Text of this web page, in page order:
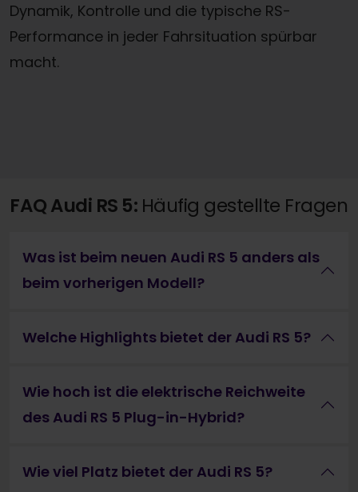
Dynamik, Kontrolle und die typische RS-
Performance in jeder Fahrsituation spürbar
macht.
FAQ Audi RS 5: Häufig gestellte Fragen
Was ist beim neuen Audi RS 5 anders als
beim vorherigen Modell?
Welche Highlights bietet der Audi RS 5?
Wie hoch ist die elektrische Reichweite
des Audi RS 5 Plug-in-Hybrid?
Wie viel Platz bietet der Audi RS 5?